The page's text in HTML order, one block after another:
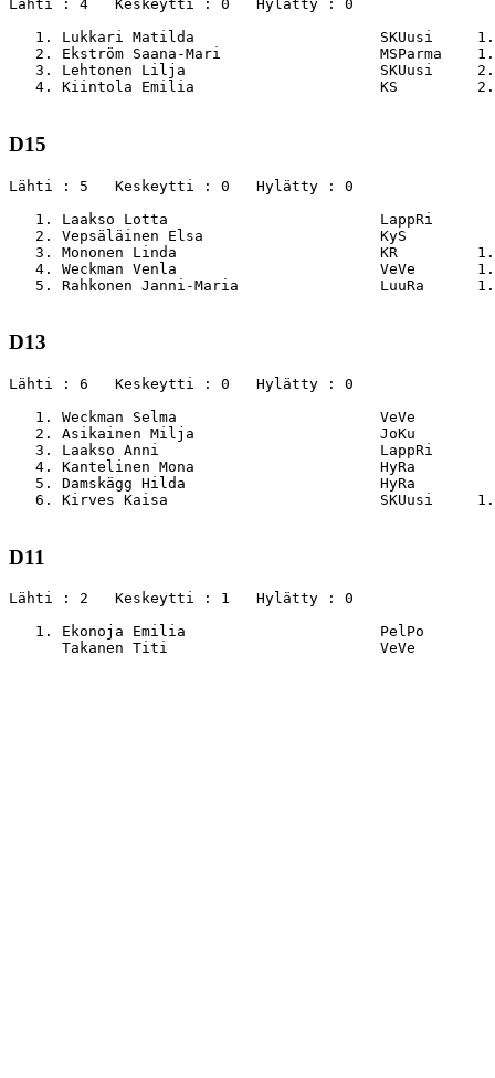
Lähti : 4   Keskeytti : 0   Hylätty : 0
1. Lukkari Matilda
2. Ekström Saana-Mari                  MSParma
3. Lehtonen Lilja                      SKUusi
4. Kiintola Emilia                     KS
D15
Lähti : 5   Keskeytti : 0   Hylätty : 0
1. Laakso Lotta
2. Vepsäläinen Elsa                    KyS
3. Mononen Linda                       KR
4. Weckman Venla                       VeVe
5. Rahkonen Janni-Maria                LuuRa
D13
Lähti : 6   Keskeytti : 0   Hylätty : 0
1. Weckman Selma
2. Asikainen Milja                     JoKu
3. Laakso Anni                         LappRi
4. Kantelinen Mona                     HyRa
5. Damskägg Hilda                      HyRa
6. Kirves Kaisa                        SKUusi
D11
Lähti : 2   Keskeytti : 1   Hylätty : 0
1. Ekonoja Emilia
Takanen Titi                        VeVe